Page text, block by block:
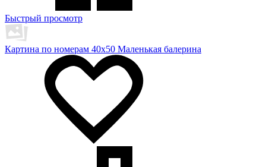
Быстрый просмотр
Картина по номерам 40х50 Маленькая балерина